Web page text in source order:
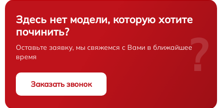
Здесь нет модели, которую хотите
починить?
Оставьте заявку, мы свяжемся с Вами в ближайшее
время
Заказать звонок
?